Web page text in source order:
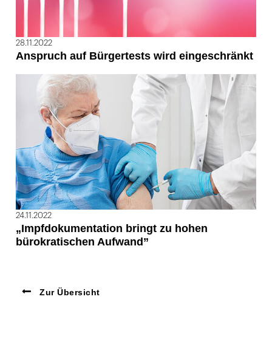
28.11.2022
Anspruch auf Bürgertests wird eingeschränkt
24.11.2022
„Impfdokumentation bringt zu hohen
bürokratischen Aufwand”
Zur Übersicht